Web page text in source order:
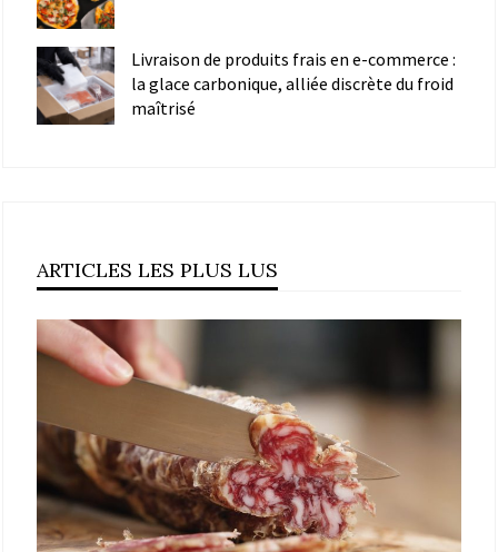
Livraison de produits frais en e-commerce :
la glace carbonique, alliée discrète du froid
maîtrisé
ARTICLES LES PLUS LUS